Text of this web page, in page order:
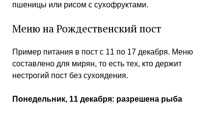
пшеницы или рисом с сухофруктами.
Меню на Рождественский пост
Пример питания в пост с 11 по 17 декабря. Меню
составлено для мирян, то есть тех, кто держит
нестрогий пост без сухоядения.
Понедельник, 11 декабря: разрешена рыба